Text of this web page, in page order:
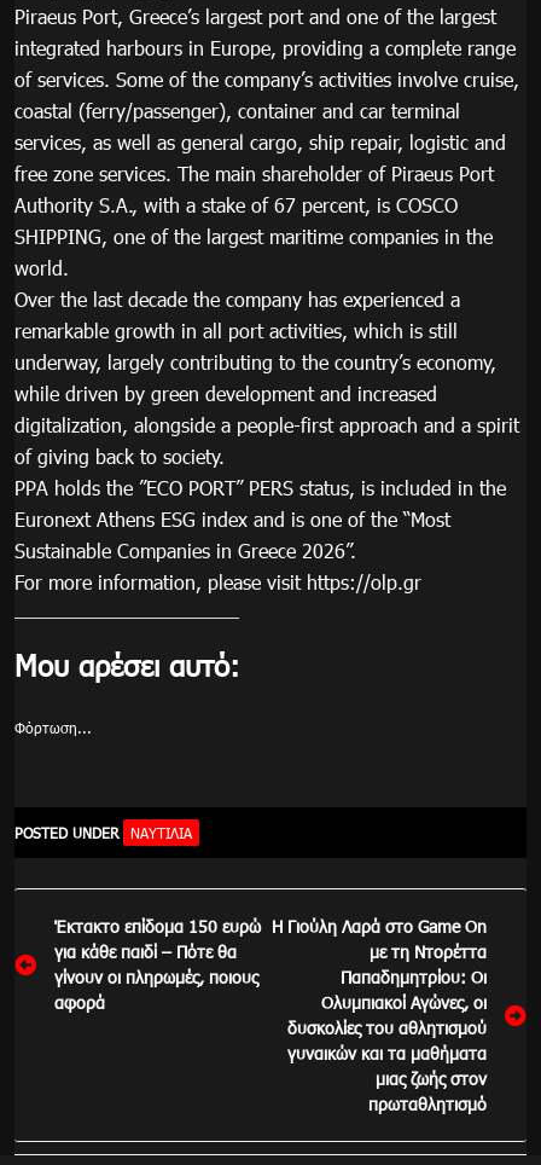
Piraeus Port, Greece’s largest port and one of the largest
integrated harbours in Europe, providing a complete range
of services. Some of the company’s activities involve cruise,
coastal (ferry/passenger), container and car terminal
services, as well as general cargo, ship repair, logistic and
free zone services. The main shareholder of Piraeus Port
Authority S.A., with a stake of 67 percent, is COSCO
SHIPPING, one of the largest maritime companies in the
world.
Over the last decade the company has experienced a
remarkable growth in all port activities, which is still
underway, largely contributing to the country’s economy,
while driven by green development and increased
digitalization, alongside a people-first approach and a spirit
of giving back to society.
PPA holds the ”ECO PORT” PERS status, is included in the
Euronext Athens ESG index and is one of the “Most
Sustainable Companies in Greece 2026”.
For more information, please visit https://olp.gr
Μου αρέσει αυτό:
Φόρτωση...
POSTED UNDER ΝΑΥΤΙΛΙΑ
Πλοήγηση
άρθρων
Έκτακτο επίδομα 150 ευρώ
για κάθε παιδί – Πότε θα
γίνουν οι πληρωμές, ποιους
αφορά
Η Γιούλη Λαρά στο Game On
με τη Ντορέττα
Παπαδημητρίου: Οι
Ολυμπιακοί Αγώνες, οι
δυσκολίες του αθλητισμού
γυναικών και τα μαθήματα
μιας ζωής στον
πρωταθλητισμό